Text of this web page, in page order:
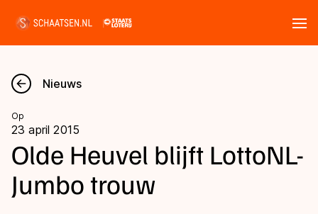
Nieuws
Kalender
Disciplines
Nieuws
Op
23 april 2015
Olde Heuvel blijft LottoNL-
Jumbo trouw